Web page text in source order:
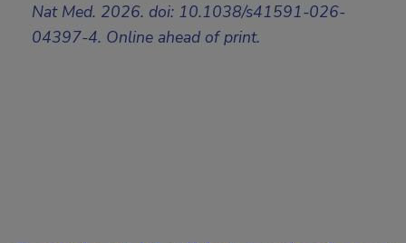
Nat Med. 2026. doi: 10.1038/s41591-026-
04397-4. Online ahead of print.